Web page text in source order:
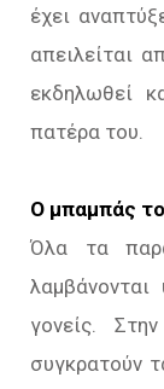
έχει
απειλείται
εκδηλωθεί
πατέρα του.
Ο μπαμπάς
Όλα τα
γονείς.
συγκρατούν